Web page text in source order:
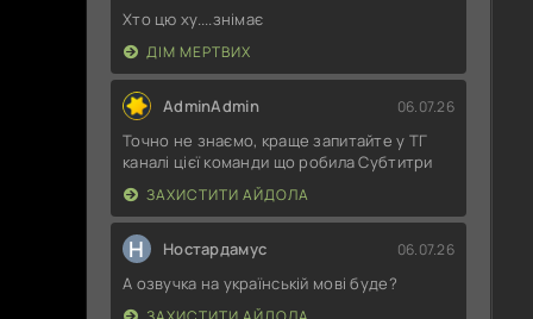
Хто цю ху....знімає
ДІМ МЕРТВИХ
AdminAdmin 06.07.26
Точно не знаємо, краще запитайте у ТГ
каналі цієї команди що робила Субтитри
ЗАХИСТИТИ АЙДОЛА
Н Ностардамус 06.07.26
А озвучка на українській мові буде?